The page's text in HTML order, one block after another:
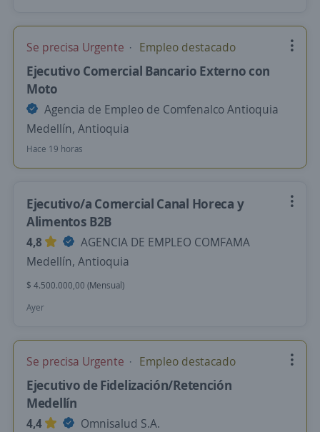
Se precisa Urgente Empleo destacado
Ejecutivo Comercial Bancario Externo con
Moto
Agencia de Empleo de Comfenalco Antioquia
Medellín, Antioquia
Hace 19 horas
Ejecutivo/a Comercial Canal Horeca y
Alimentos B2B
4,8
AGENCIA DE EMPLEO COMFAMA
Medellín, Antioquia
$ 4.500.000,00 (Mensual)
Ayer
Se precisa Urgente Empleo destacado
Ejecutivo de Fidelización/Retención
Medellín
4,4
Omnisalud S.A.